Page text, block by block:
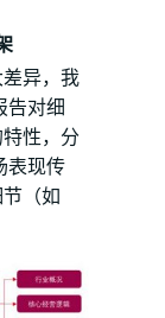
异，我
告对细
性，分
表现传
（如